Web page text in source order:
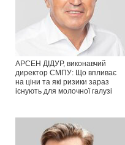
АРСЕН ДІДУР, виконавчий
директор СМПУ: Що впливає
на ціни та які ризики зараз
існують для молочної галузі